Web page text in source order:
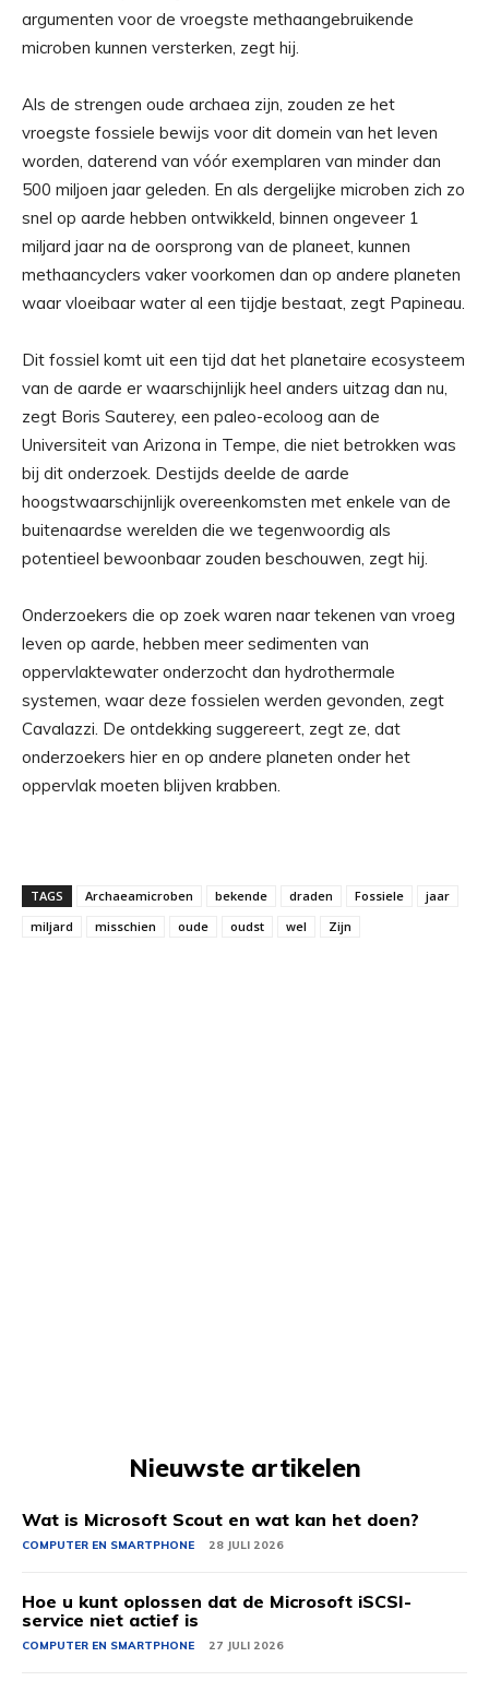
argumenten voor de vroegste methaangebruikende
microben kunnen versterken, zegt hij.
Als de strengen oude archaea zijn, zouden ze het
vroegste fossiele bewijs voor dit domein van het leven
worden, daterend van vóór exemplaren van minder dan
500 miljoen jaar geleden. En als dergelijke microben zich zo
snel op aarde hebben ontwikkeld, binnen ongeveer 1
miljard jaar na de oorsprong van de planeet, kunnen
methaancyclers vaker voorkomen dan op andere planeten
waar vloeibaar water al een tijdje bestaat, zegt Papineau.
Dit fossiel komt uit een tijd dat het planetaire ecosysteem
van de aarde er waarschijnlijk heel anders uitzag dan nu,
zegt Boris Sauterey, een paleo-ecoloog aan de
Universiteit van Arizona in Tempe, die niet betrokken was
bij dit onderzoek. Destijds deelde de aarde
hoogstwaarschijnlijk overeenkomsten met enkele van de
buitenaardse werelden die we tegenwoordig als
potentieel bewoonbaar zouden beschouwen, zegt hij.
Onderzoekers die op zoek waren naar tekenen van vroeg
leven op aarde, hebben meer sedimenten van
oppervlaktewater onderzocht dan hydrothermale
systemen, waar deze fossielen werden gevonden, zegt
Cavalazzi. De ontdekking suggereert, zegt ze, dat
onderzoekers hier en op andere planeten onder het
oppervlak moeten blijven krabben.
TAGS Archaeamicroben bekende draden Fossiele
jaar
miljard
misschien oude oudst wel Zijn
Nieuwste artikelen
Wat is Microsoft Scout en wat kan het doen?
COMPUTER EN SMARTPHONE 28 JULI 2026
Hoe u kunt oplossen dat de Microsoft iSCSI-
service niet actief is
COMPUTER EN SMARTPHONE 27 JULI 2026